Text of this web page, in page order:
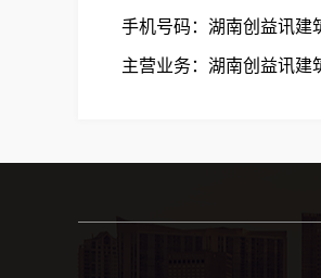
手机号码：湖南创益讯建
主营业务：湖南创益讯建